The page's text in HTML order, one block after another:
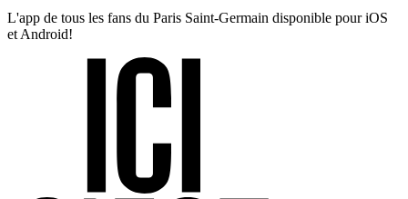
L'app de tous les fans du Paris Saint-Germain disponible pour iOS
et Android!